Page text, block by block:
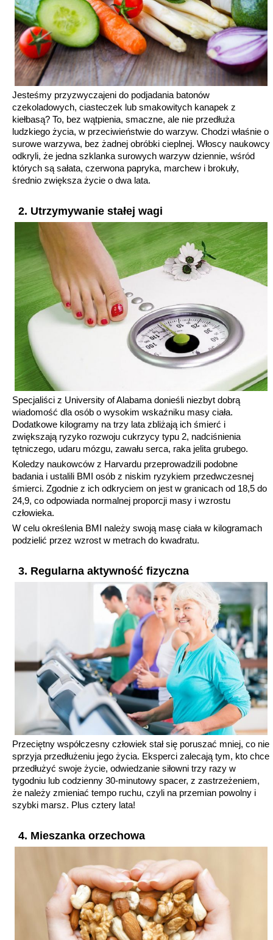
Jesteśmy przyzwyczajeni do podjadania batonów
czekoladowych, ciasteczek lub smakowitych kanapek z
kiełbasą? To, bez wątpienia, smaczne, ale nie przedłuża
ludzkiego życia, w przeciwieństwie do warzyw. Chodzi właśnie o
surowe warzywa, bez żadnej obróbki cieplnej. Włoscy naukowcy
odkryli, że jedna szklanka surowych warzyw dziennie, wśród
których są sałata, czerwona papryka, marchew i brokuły,
średnio zwiększa życie o dwa lata.
2. Utrzymywanie stałej wagi
Specjaliści z University of Alabama donieśli niezbyt dobrą
wiadomość dla osób o wysokim wskaźniku masy ciała.
Dodatkowe kilogramy na trzy lata zbliżają ich śmierć i
zwiększają ryzyko rozwoju cukrzycy typu 2, nadciśnienia
tętniczego, udaru mózgu, zawału serca, raka jelita grubego.
Koledzy naukowców z Harvardu przeprowadzili podobne
badania i ustalili BMI osób z niskim ryzykiem przedwczesnej
śmierci. Zgodnie z ich odkryciem on jest w granicach od 18,5 do
24,9, co odpowiada normalnej proporcji masy i wzrostu
człowieka.
W celu określenia BMI należy swoją masę ciała w kilogramach
podzielić przez wzrost w metrach do kwadratu.
3. Regularna aktywność fizyczna
Przeciętny współczesny człowiek stał się poruszać mniej, co nie
sprzyja przedłużeniu jego życia. Eksperci zalecają tym, kto chce
przedłużyć swoje życie, odwiedzanie siłowni trzy razy w
tygodniu lub codzienny 30-minutowy spacer, z zastrzeżeniem,
że należy zmieniać tempo ruchu, czyli na przemian powolny i
szybki marsz. Plus cztery lata!
4. Mieszanka orzechowa